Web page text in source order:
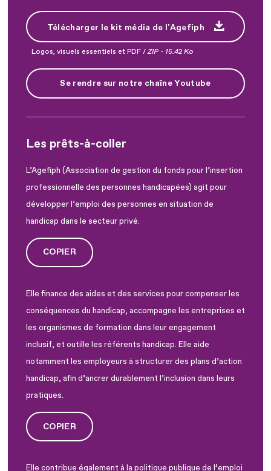
Télécharger le kit média de l'Agefiph
Logos, visuels essentiels et PDF /ZIP - 15.42 Ko
Se rendre sur notre chaîne Youtube
Les prêts-à-coller
L’Agefiph (Association de gestion du fonds pour l’insertion
professionnelle des personnes handicapées) agit pour
développer l’emploi des personnes en situation de
handicap dans le secteur privé.
COPIER
Elle finance des aides et des services pour compenser les
conséquences du handicap, accompagne les entreprises et
les organismes de formation dans leur engagement
inclusif, et outille les référents handicap. Elle aide
notamment les employeurs à structurer des plans d’action
handicap, afin d’ancrer durablement l’inclusion dans leurs
pratiques.
COPIER
Elle contribue également à la politique publique de l’emploi